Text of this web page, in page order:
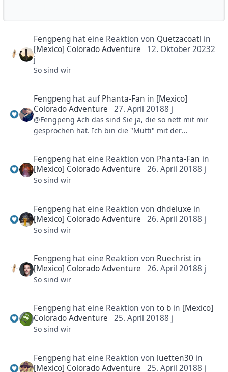
Fengpeng hat eine Reaktion von Quetzacoatl in
[Mexico] Colorado Adventure
12. Oktober 20232
j
So sind wir
Fengpeng hat aufPhanta-Fan in [Mexico]
Colorado Adventure
27. April 20188 j
@Fengpeng Ach das sind Sie ja, die so nett mit mir
gesprochen hat. Ich bin die "Mutti" mit der
man mal erwähnen. Freue mich wieder auf unseren
nächsten Besuch und die Colorado-Bahn
Fengpeng hat eine Reaktion von Phanta-Fan in
[Mexico] Colorado Adventure
26. April 20188 j
So sind wir
Fengpeng hat eine Reaktion vondhdeluxe in
[Mexico] Colorado Adventure
26. April 20188 j
So sind wir
Fengpeng hat eine Reaktion von Ruechrist in
[Mexico] Colorado Adventure
26. April 20188 j
So sind wir
Fengpeng hat eine Reaktion vonto b in [Mexico]
Colorado Adventure
25. April 20188 j
So sind wir
Fengpeng hat eine Reaktion von luetten30 in
[Mexico] Colorado Adventure
25. April 20188 j